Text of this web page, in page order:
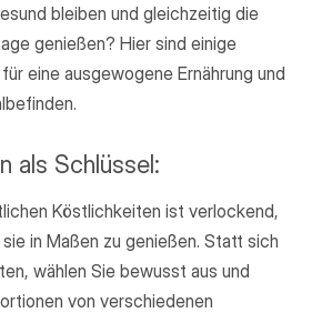
bleiben und gleichzeitig die
genießen? Hier sind einige
eine ausgewogene Ernährung und
als Schlüssel:
Köstlichkeiten ist verlockend,
in Maßen zu genießen. Statt sich
wählen Sie bewusst aus und
von verschiedenen